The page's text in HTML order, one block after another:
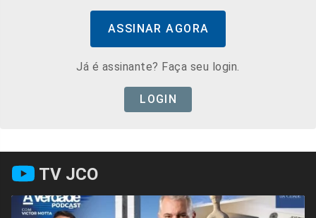
ASSINAR AGORA
Já é assinante? Faça seu login.
LOGIN
TV JCO